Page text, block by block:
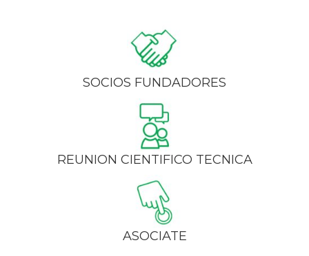
SOCIOS FUNDADORES
REUNION CIENTIFICO TECNICA
ASOCIATE